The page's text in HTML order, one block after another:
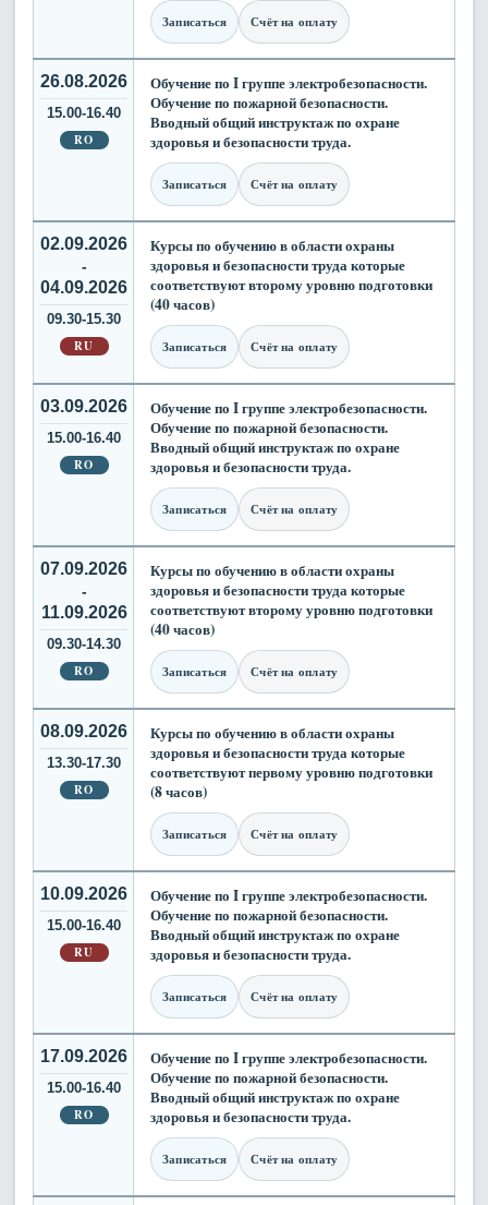
Записаться Счёт на оплату
26.08.2026
15.00-16.40
RO
Обучение по I группе электробезопасности.
Обучение по пожарной безопасности.
Вводный общий инструктаж по охране
здоровья и безопасности труда.
Записаться Счёт на оплату
02.09.2026
-
04.09.2026
09.30-15.30
RU
Курсы по обучению в области охраны
здоровья и безопасности труда которые
соответствуют второму уровню подготовки
(40 часов)
Записаться Счёт на оплату
03.09.2026
15.00-16.40
RO
Обучение по I группе электробезопасности.
Обучение по пожарной безопасности.
Вводный общий инструктаж по охране
здоровья и безопасности труда.
Записаться Счёт на оплату
07.09.2026
-
11.09.2026
09.30-14.30
RO
Курсы по обучению в области охраны
здоровья и безопасности труда которые
соответствуют второму уровню подготовки
(40 часов)
Записаться Счёт на оплату
08.09.2026
13.30-17.30
RO
Курсы по обучению в области охраны
здоровья и безопасности труда которые
соответствуют первому уровню подготовки
(8 часов)
Записаться Счёт на оплату
10.09.2026
15.00-16.40
RU
Обучение по I группе электробезопасности.
Обучение по пожарной безопасности.
Вводный общий инструктаж по охране
здоровья и безопасности труда.
Записаться Счёт на оплату
17.09.2026
15.00-16.40
RO
Обучение по I группе электробезопасности.
Обучение по пожарной безопасности.
Вводный общий инструктаж по охране
здоровья и безопасности труда.
Записаться Счёт на оплату